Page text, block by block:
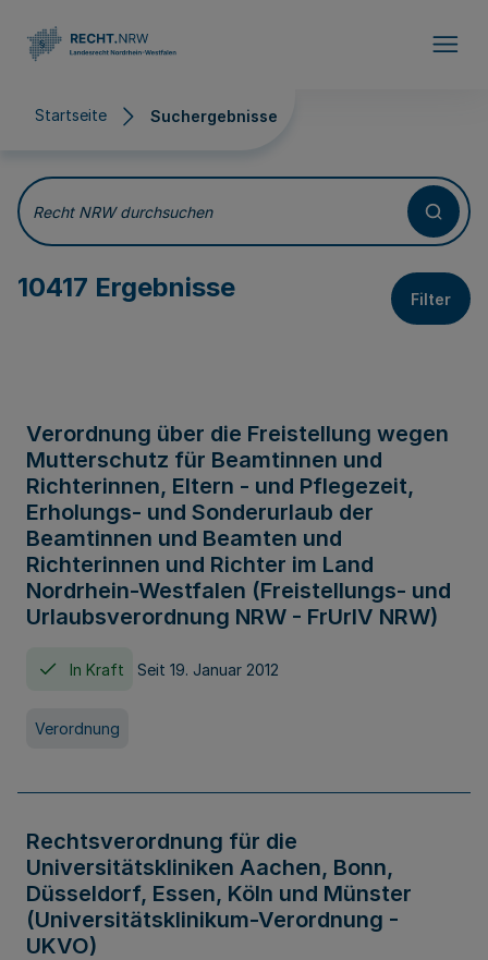
Startseite Suchergebnisse
Suchergebnisse
Recht NRW durchsuchen
10417 Ergebnisse Filter
Verordnung über die Freistellung wegen
Mutterschutz für Beamtinnen und
Richterinnen, Eltern - und Pflegezeit,
Erholungs- und Sonderurlaub der
Beamtinnen und Beamten und
Richterinnen und Richter im Land
Nordrhein-Westfalen (Freistellungs- und
Urlaubsverordnung NRW - FrUrlV NRW)
In Kraft Seit 19. Januar 2012
Verordnung
Rechtsverordnung für die
Universitätskliniken Aachen, Bonn,
Düsseldorf, Essen, Köln und Münster
(Universitätsklinikum-Verordnung -
UKVO)